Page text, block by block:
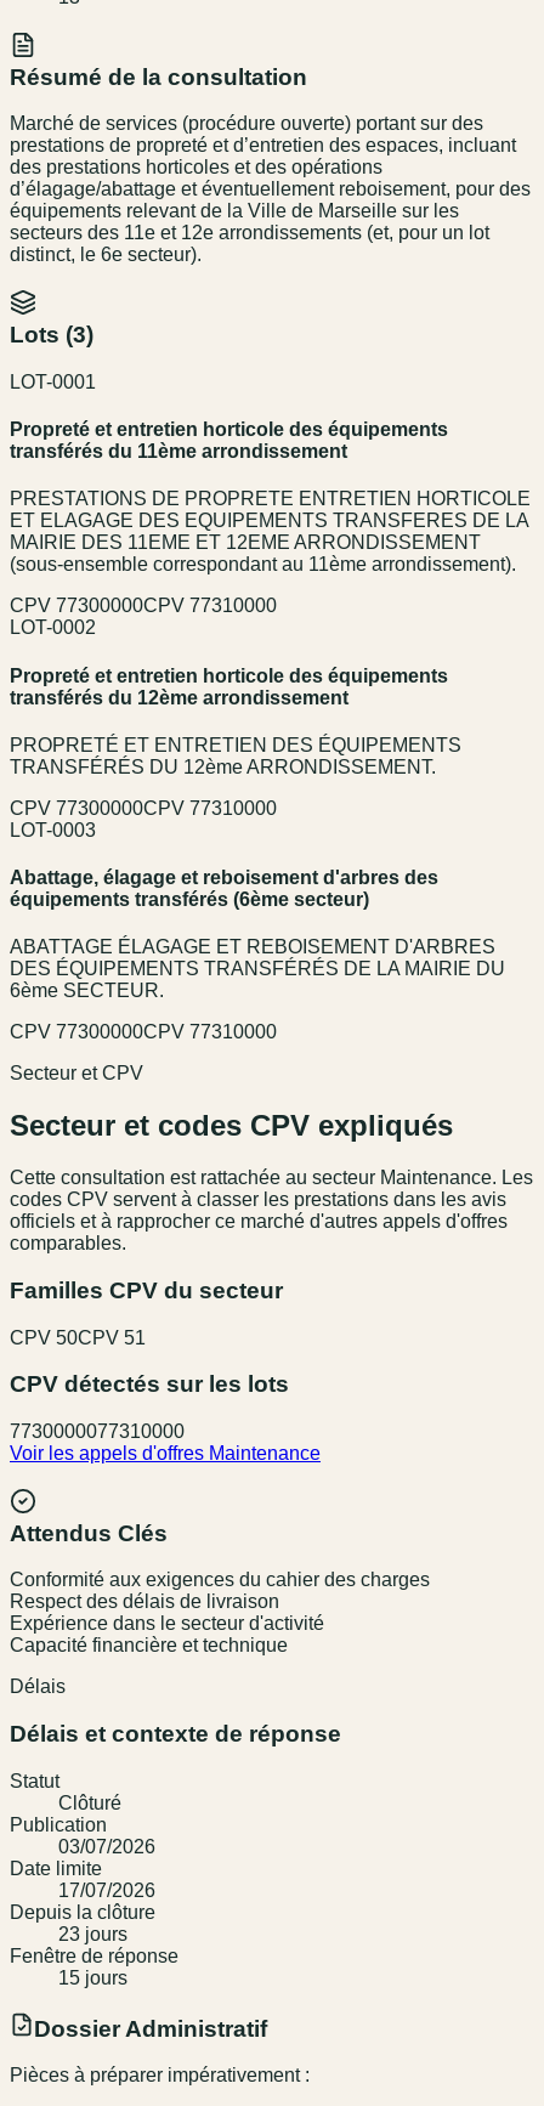
Résumé de la consultation
Marché de services (procédure ouverte) portant sur des
prestations de propreté et d’entretien des espaces, incluant
des prestations horticoles et des opérations
d’élagage/abattage et éventuellement reboisement, pour des
équipements relevant de la Ville de Marseille sur les
secteurs des 11e et 12e arrondissements (et, pour un lot
distinct, le 6e secteur).
Lots (3)
LOT-0001
Propreté et entretien horticole des équipements
transférés du 11ème arrondissement
PRESTATIONS DE PROPRETE ENTRETIEN HORTICOLE
ET ELAGAGE DES EQUIPEMENTS TRANSFERES DE LA
MAIRIE DES 11EME ET 12EME ARRONDISSEMENT
(sous-ensemble correspondant au 11ème arrondissement).
CPV 77300000CPV 77310000
LOT-0002
Propreté et entretien horticole des équipements
transférés du 12ème arrondissement
PROPRETÉ ET ENTRETIEN DES ÉQUIPEMENTS
TRANSFÉRÉS DU 12ème ARRONDISSEMENT.
CPV 77300000CPV 77310000
LOT-0003
Abattage, élagage et reboisement d'arbres des
équipements transférés (6ème secteur)
ABATTAGE ÉLAGAGE ET REBOISEMENT D'ARBRES
DES ÉQUIPEMENTS TRANSFÉRÉS DE LA MAIRIE DU
6ème SECTEUR.
CPV 77300000CPV 77310000
Secteur et CPV
Secteur et codes CPV expliqués
Cette consultation est rattachée au secteur Maintenance. Les
codes CPV servent à classer les prestations dans les avis
officiels et à rapprocher ce marché d'autres appels d'offres
comparables.
Familles CPV du secteur
CPV 50CPV 51
CPV détectés sur les lots
7730000077310000
Voir les appels d'offres Maintenance
Attendus Clés
Conformité aux exigences du cahier des charges
Respect des délais de livraison
Expérience dans le secteur d'activité
Capacité financière et technique
Délais
Délais et contexte de réponse
Statut
Clôturé
Publication
03/07/2026
Date limite
17/07/2026
Depuis la clôture
23 jours
Fenêtre de réponse
15 jours
Dossier Administratif
Pièces à préparer impérativement :